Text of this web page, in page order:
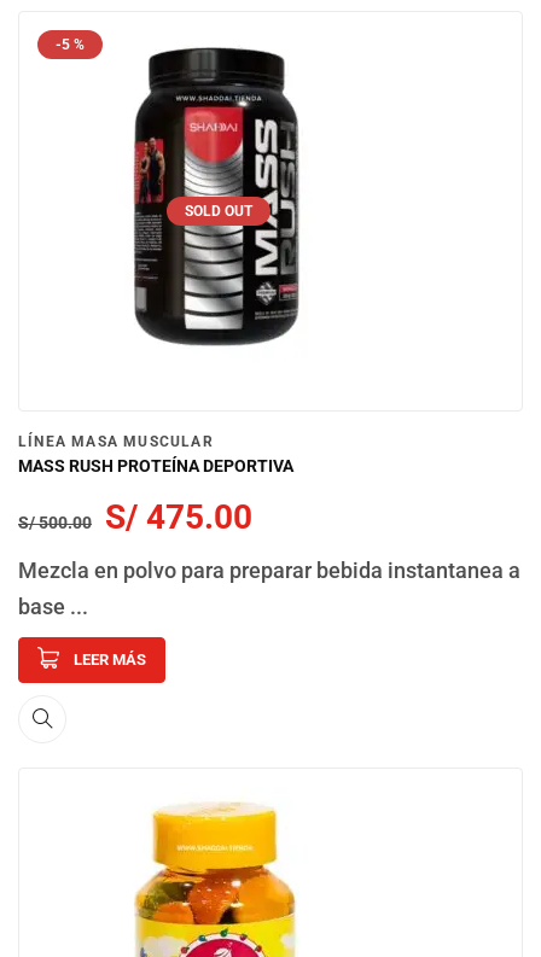
SOLD OUT
-5 %
LÍNEA MASA MUSCULAR
MASS RUSH PROTEÍNA DEPORTIVA
S/500.00 S/ 475.00
Mezcla en polvo para preparar bebida instantanea a
base ...
LEER MÁS